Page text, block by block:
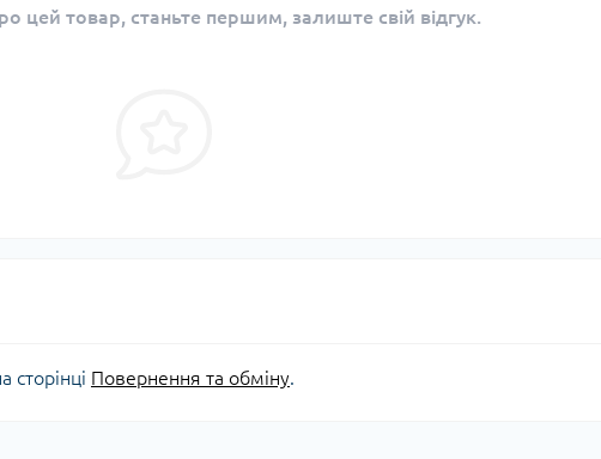
цей товар, станьте першим, залиште свій відгук.
Повернення та обміну.